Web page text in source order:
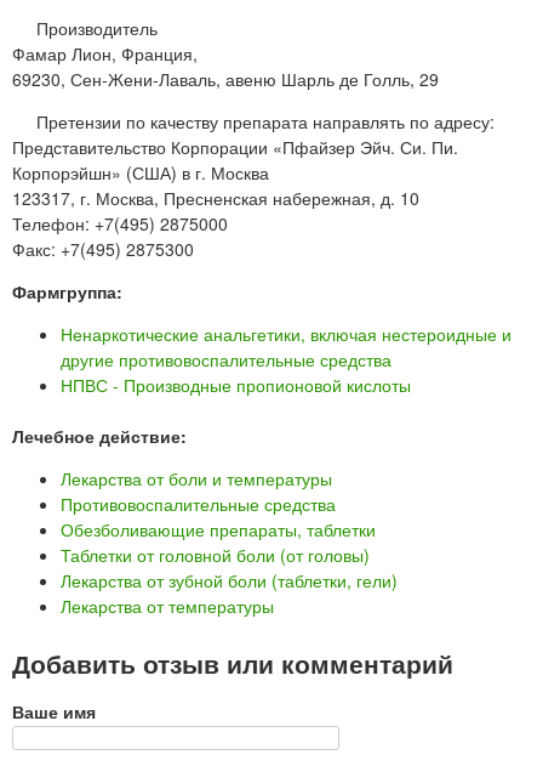
Производитель
Фамар Лион, Франция,
69230, Сен-Жени-Лаваль, авеню Шарль де Голль, 29
Претензии по качеству препарата направлять по адресу:
Представительство Корпорации «Пфайзер Эйч. Си. Пи.
Корпорэйшн» (США) в г. Москва
123317, г. Москва, Пресненская набережная, д. 10
Телефон: +7(495) 2875000
Факс: +7(495) 2875300
Фармгруппа:
Ненаркотические анальгетики, включая нестероидные и
другие противовоспалительные средства
НПВС - Производные пропионовой кислоты
Лечебное действие:
Лекарства от боли и температуры
Противовоспалительные средства
Обезболивающие препараты, таблетки
Таблетки от головной боли (от головы)
Лекарства от зубной боли (таблетки, гели)
Лекарства от температуры
Добавить отзыв или комментарий
Ваше имя